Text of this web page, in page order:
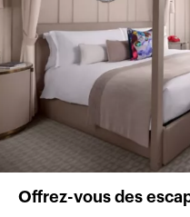
Offrez-vous des